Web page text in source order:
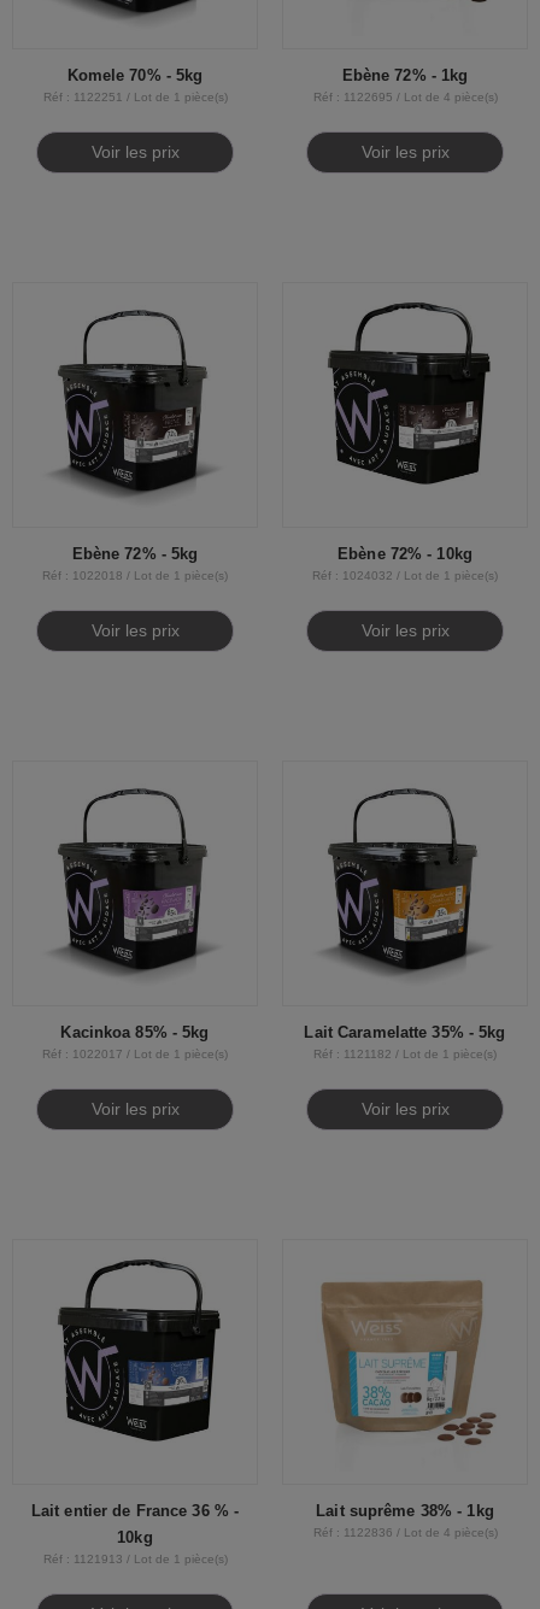
Komele 70% - 5kg
Réf : 1122251 / Lot de 1 pièce(s)
Voir les prix
Ebène 72% - 1kg
Réf : 1122695 / Lot de 4 pièce(s)
Voir les prix
Ebène 72% - 5kg
Réf : 1022018 / Lot de 1 pièce(s)
Voir les prix
Ebène 72% - 10kg
Réf : 1024032 / Lot de 1 pièce(s)
Voir les prix
Kacinkoa 85% - 5kg
Réf : 1022017 / Lot de 1 pièce(s)
Voir les prix
Lait Caramelatte 35% - 5kg
Réf : 1121182 / Lot de 1 pièce(s)
Voir les prix
Lait entier de France 36 % -
10kg
Réf : 1121913 / Lot de 1 pièce(s)
Lait suprême 38% - 1kg
Réf : 1122836 / Lot de 4 pièce(s)